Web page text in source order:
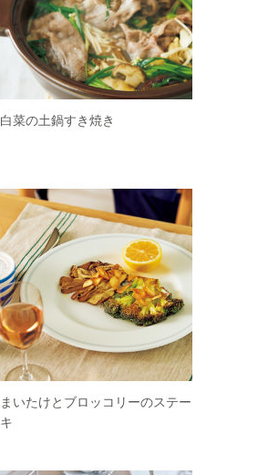
白菜の土鍋すき焼き
まいたけとブロッコリーのステー
キ